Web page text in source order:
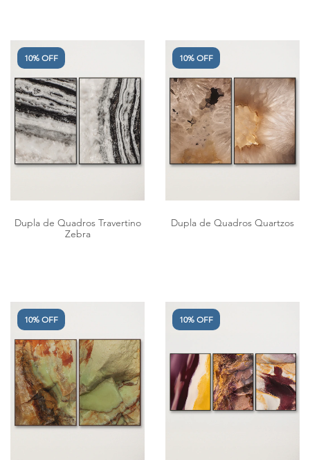
10% OFF
Dupla de Quadros Travertino
Zebra
10% OFF
Dupla de Quadros Quartzos
10% OFF 10% OFF